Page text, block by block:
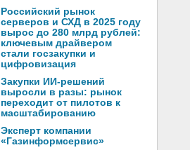
Российский рынок
серверов и СХД в 2025 году
вырос до 280 млрд рублей:
ключевым драйвером
стали госзакупки и
цифровизация
Закупки ИИ-решений
выросли в разы: рынок
переходит от пилотов к
масштабированию
Эксперт компании
«Газинформсервис»